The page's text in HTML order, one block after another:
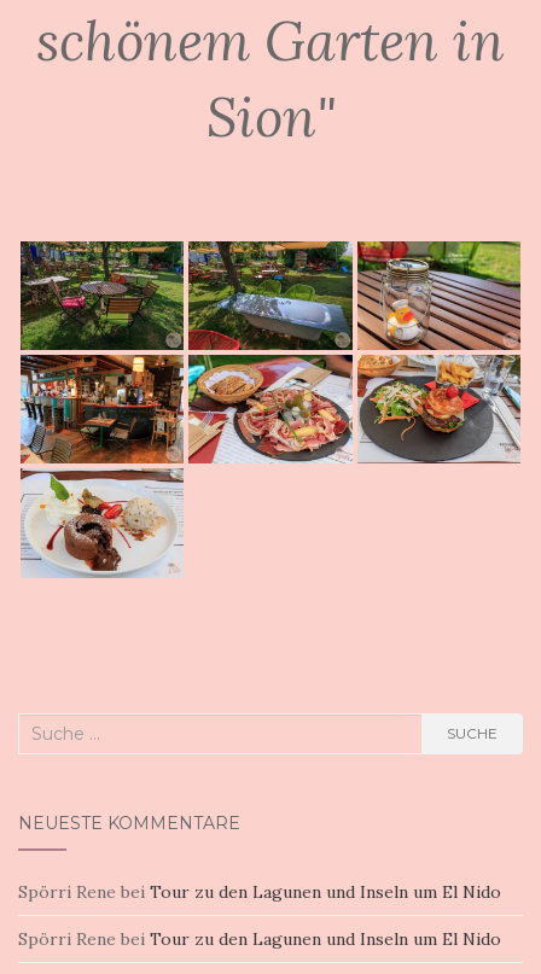
schönem Garten in
Sion"
Suche
SUCHE
NEUESTE KOMMENTARE
Spörri Rene bei Tour zu den Lagunen und Inseln um El Nido
Spörri Rene bei Tour zu den Lagunen und Inseln um El Nido